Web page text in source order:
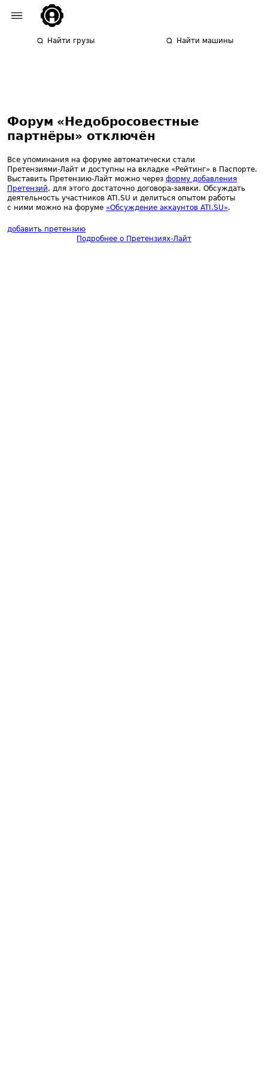
Найти грузы Найти машины
Форум «Недобросовестные
партнёры» отключён
Все упоминания на форуме автоматически стали
Претензиями‑Лайт и доступны на вкладке «Рейтинг» в Паспорте.
Выставить Претензию‑Лайт можно через форму добавления
Претензий, для этого достаточно договора‑заявки. Обсуждать
деятельность участников ATI.SU и делиться опытом работы
с ними можно на форуме «Обсуждение аккаунтов ATI.SU».
добавить претензию
Подробнее о Претензиях‑Лайт